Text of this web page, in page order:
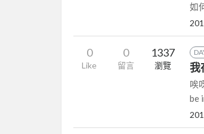
如
0
Like
0
留言
1337
瀏覽 我
唉
be